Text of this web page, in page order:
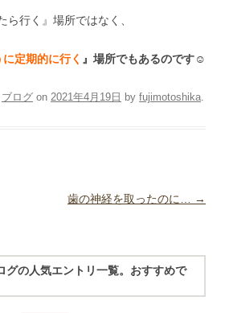
ら行く』場所ではなく、
定期的に行く 』場所でもあるのです☺
ブログ on 2021年4月19日 by fujimotoshika
歯の神経を取ったのに… →
グの人気エントリ一覧。おすすめで